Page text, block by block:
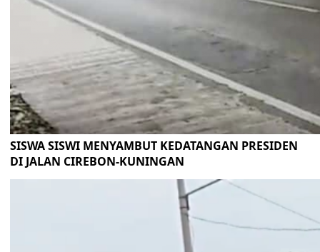
SISWA SISWI MENYAMBUT KEDATANGAN PRESIDEN
DI JALAN CIREBON-KUNINGAN